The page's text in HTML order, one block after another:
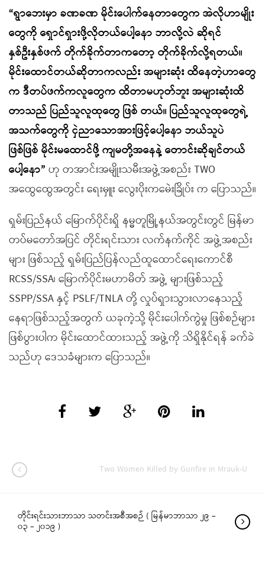
“ရွာဘေးမှာ ခဏခဏ မိုင်းပေါက်နေတာတွေက အဲလိုဟာမျိုး
တွေကို ရှောင်ရှားဖို့လိုတယ်ပေါ့နော ဘာလို့လဲ ဆိုရင်
နှစ်ဦးနှစ်ဖက် တိုက်ခိုက်တာကတော့ တိုက်ခိုက်လို့ရတယ်။
မိုင်းထောင်တယ်ဆိုတာကလည်း အများဆုံး ထိနေတဲ့ဟာတွေ
က ဒီတပ်ဖက်ကလူတွေက ထိတာမဟုတ်ဘူး အများဆုံးထိ
တာသည် ပြည်သူလူထုတွေ ဖြစ် တယ်။ ပြည်သူလူထုတွေရဲ့
အသက်တွေကို ငှဲညာသောအားဖြင့်ပေါ့နော ဘယ်သူပဲ
ဖြစ်ဖြစ် မိုင်းမထောင်ဖို့ ကျမတို့အနေနဲ့ တောင်းဆိုချင်တယ်
ပေါ့နော” ဟု တအာင်းအမျိုးသမီးအဖွဲ့အစည်း TWO
အထွေထွေအတွင်း ရေးမှူး လွေးပိုးကမေဲးခြိုပ်း က ပြောသည်။
ရှမ်းပြည်နယ် မြောက်ပိုင်းရှိ နမ္မတူမြို့နယ်အတွင်းတွင် မြန်မာ
တပ်မတော်အပြင် တိုင်းရင်းသား လက်နက်ကိုင် အဖွဲ့အစည်း
များ ဖြစ်သည့် ရှမ်းပြည်ပြန်လည်ထူထောင်ရေးကောင်စီ
RCSS/SSA၊ မြောက်ပိုင်းမဟာမိတ် အဖွဲ့ များဖြစ်သည့်
SSPP/SSA နှင့် PSLF/TNLA တို့ လှုပ်ရှားသွားလာနေသည့်
နေရာဖြစ်သည့်အတွက် ယခုကဲ့သို့ မိုင်းပေါက်ကွဲမှု ဖြစ်စဉ်များ
ဖြစ်ပွားပါက မိုင်းထောင်ထားသည့် အဖွဲ့ကို သိရှိနိုင်ရန် ခက်ခဲ
သည်ဟု ဒေသခံများက ပြောသည်။
Two Women Killed by Gunfire in Mrauk-U
တိုင်းရင်းသားဘာသာ သတင်းအစီအစဉ် ( မြန်မာဘာသာ ၂၉ –
၀၃ – ၂၀၁၉ )